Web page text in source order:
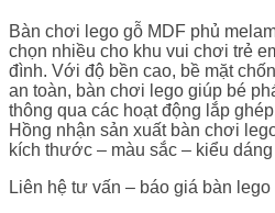
Bàn chơi lego gỗ MDF phủ
chọn nhiều cho khu vui chơi trẻ
đình. Với độ bền cao, bề mặt
an toàn, bàn chơi lego giúp bé
thông qua các hoạt động lắp
Hồng nhận sản xuất bàn chơi
kích thước – màu sắc – kiểu
Liên hệ tư vấn – báo giá bàn lego